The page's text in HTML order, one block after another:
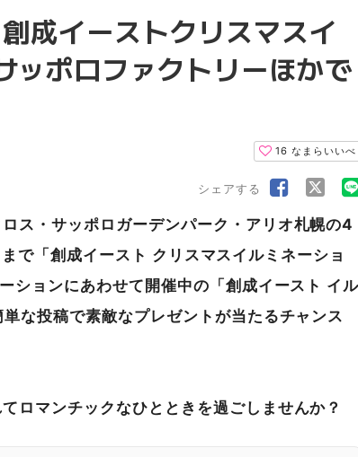
成イーストクリスマスイ
ポロファクトリーほかで
16 なまらいいべ
シェアする
ス・サッポロガーデンパーク・アリオ札幌の4
で「創成イースト クリスマスイルミネーショ
ションにあわせて開催中の 「創成イースト イル
単な投稿で素敵なプレゼントが当たるチャンス
ロマンチックなひとときを過ごしませんか？